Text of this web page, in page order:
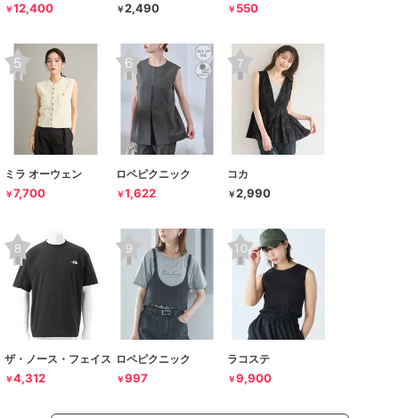
￥12,400 ￥2,490 ￥ 550
ミラ オーウェン
￥7,700
ロペピクニック
￥1,622
コカ
￥2,990
ザ・ノース・フェイス
￥4,312
ロペピクニック
￥997
ラコステ
￥9,900